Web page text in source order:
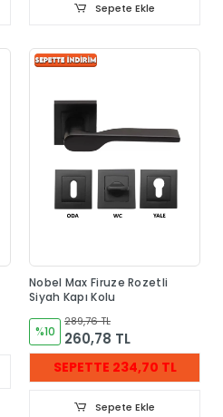
Sepete Ekle
Nobel Max Firuze Rozetli
Siyah Kapı Kolu
%10
289,76 TL
260,78 TL
SEPETTE 234,70 TL
Sepete Ekle